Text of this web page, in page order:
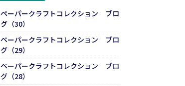
ペーパークラフトコレクション ブロ
グ（30）
ペーパークラフトコレクション ブロ
グ（29）
ペーパークラフトコレクション ブロ
グ（28）